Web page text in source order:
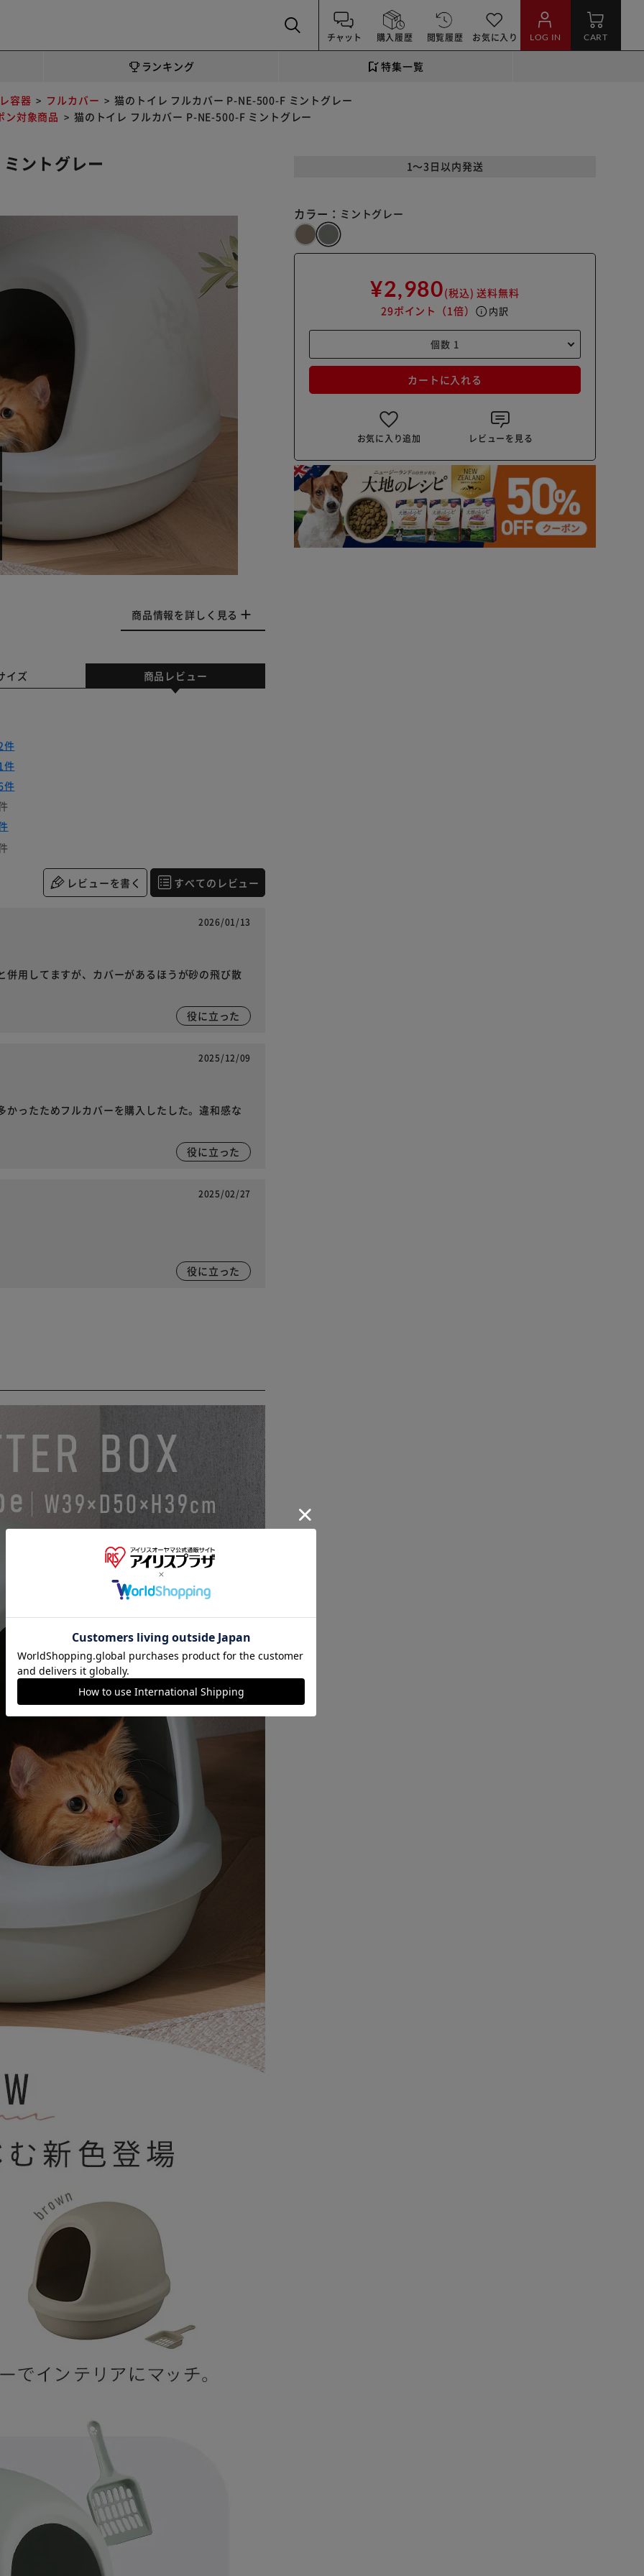
チャット 購入履歴 閲覧履歴 お気に入り LOG IN CART
ランキング 特集一覧
容器 フルカバー
猫のトイレ フルカバー P-NE-500-F ミントグレー
ン対象商品
猫のトイレ フルカバー P-NE-500-F ミントグレー
ントグレー
商品情報を詳しく見る
1～3日以内発送
カラー： ミントグレー
¥2,980(税込) 送料無料
29ポイント （1倍） info 内訳
カートに入れる
お気に入り追加 レビューを見る
イズ 商品レビュー
件
件
件
レビューを書く すべてのレビュー
2026/01/13
用してますが、カバーがあるほうが砂の飛び散
役に立った
2025/12/09
ったためフルカバーを購入したした。違和感な
役に立った
2025/02/27
役に立った
※ご確認ください